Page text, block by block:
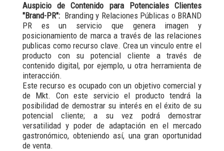
Auspicio de Contenido para Potenciales Clientes
"Brand-PR": Branding y Relaciones Públicas o BRAND
PR es un servicio que genera imagen y
posicionamiento de marca a través de las relaciones
publicas como recurso clave. Crea un vinculo entre el
producto con su potencial cliente a través de
contenido digital, por ejemplo, u otra herramienta de
interacción.
Este recurso es ocupado con un objetivo comercial y
de Mkt. Con este servicio el producto tendrá la
posibilidad de demostrar su interés en el éxito de su
potencial cliente; a su vez podrá demostrar
versatilidad y poder de adaptación en el mercado
gastronómico, obteniendo así, una gran oportunidad
de venta.